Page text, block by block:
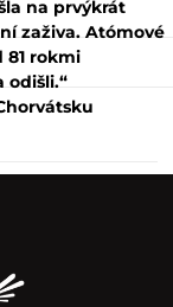
na prvýkrát
zaživa. Atómové
81 rokmi
odišli.“